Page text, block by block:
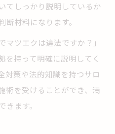
てしっかり説明しているか
材料になります。
ツエクは違法ですか？」
を持って明確に説明してく
対策や法的知識を持つサロ
術を受けることができ、満
ます。